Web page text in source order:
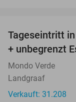
Tageseintritt
+ unbegrenzt
Mondo Verde
Landgraaf
Verkauft: 31.208